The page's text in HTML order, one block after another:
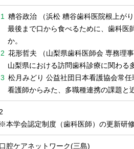
糟谷政治 （浜松 糟谷歯科医院根上が
最後まで口から食べるために、歯科医
か。
花形哲夫 （山梨県歯科医師会 専務理
山梨県における訪問歯科診療に関わる
松月みどり 公益社団日本看護協会常任
看護師からみた、多職種連携の課題と
2
※本学会認定制度（歯科医師）の更新研
口腔ケアネットワーク(三島)